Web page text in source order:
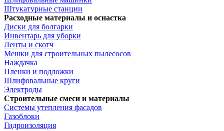
Штукатурные станции
Расходные материалы и оснастка
Диски для болгарки
Инвентарь для уборки
Ленты и скотч
Мешки для строительных пылесосов
Наждачка
Пленки и подложки
Шлифовальные круги
Электроды
Строительные смеси и материалы
Системы утепления фасадов
Газоблоки
Гидроизоляция